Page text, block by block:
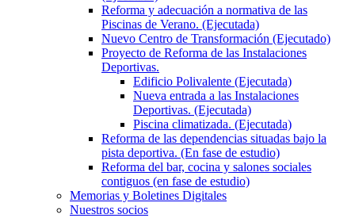
Reforma y adecuación a normativa de las
Piscinas de Verano. (Ejecutada)
Nuevo Centro de Transformación (Ejecutado)
Proyecto de Reforma de las Instalaciones
Deportivas.
Edificio Polivalente (Ejecutada)
Nueva entrada a las Instalaciones
Deportivas. (Ejecutada)
Piscina climatizada. (Ejecutada)
Reforma de las dependencias situadas bajo la
pista deportiva. (En fase de estudio)
Reforma del bar, cocina y salones sociales
contiguos (en fase de estudio)
Memorias y Boletines Digitales
Nuestros socios